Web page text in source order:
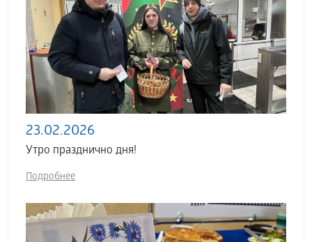
23.02.2026
Утро празднично дня!
Подробнее